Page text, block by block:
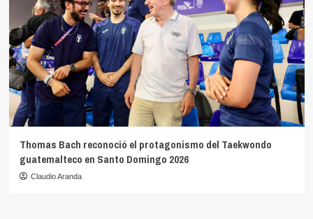
Thomas Bach reconoció el protagonismo del Taekwondo
guatemalteco en Santo Domingo 2026
Claudio Aranda